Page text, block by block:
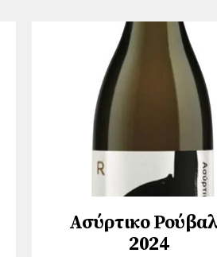
Ασύρτικο
2024